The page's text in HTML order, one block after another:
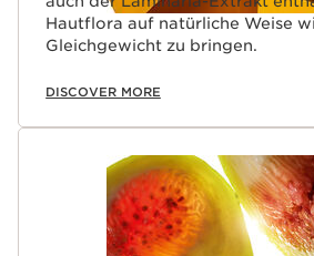
Hautflora auf natürliche Weise
Gleichgewicht zu bringen.
DISCOVER MORE